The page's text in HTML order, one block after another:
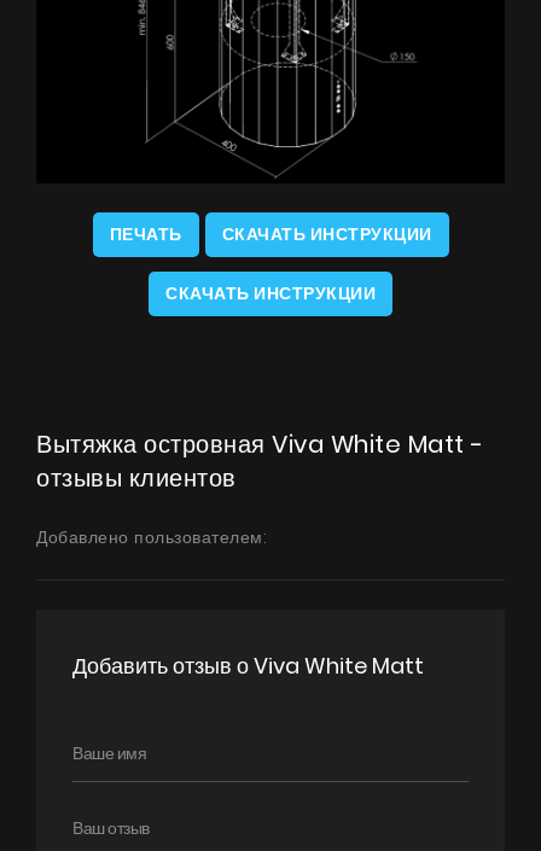
ПЕЧАТЬ СКАЧАТЬ ИНСТРУКЦИИ
СКАЧАТЬ ИНСТРУКЦИИ
Вытяжка островная Viva White Matt -
отзывы клиентов
Добавлено пользователем:
Добавить отзыв о Viva White Matt